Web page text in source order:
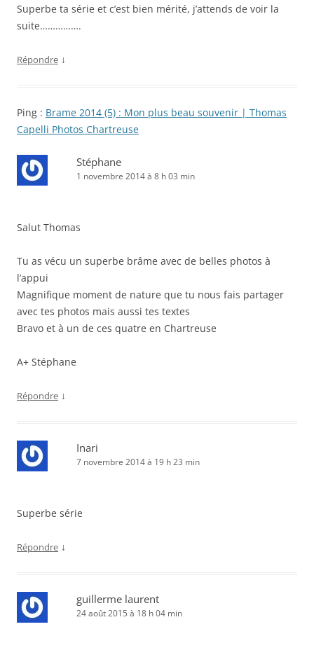
Superbe ta série et c’est bien mérité, j’attends de voir la
suite…………….
Répondre ↓
Ping : Brame 2014 (5) : Mon plus beau souvenir | Thomas
Capelli Photos Chartreuse
Stéphane
1 novembre 2014 à 8 h 03 min
Salut Thomas
Tu as vécu un superbe brâme avec de belles photos à
l’appui
Magnifique moment de nature que tu nous fais partager
avec tes photos mais aussi tes textes
Bravo et à un de ces quatre en Chartreuse
A+ Stéphane
Répondre ↓
Inari
7 novembre 2014 à 19 h 23 min
Superbe série
Répondre ↓
guillerme laurent
24 août 2015 à 18 h 04 min